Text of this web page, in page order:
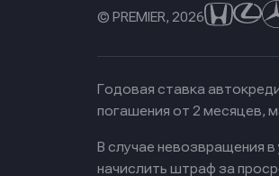
© PREMIER, 2026
Годовая ставка
погашения от 2 месяцев,
В случае невозвращения
начислить штраф за